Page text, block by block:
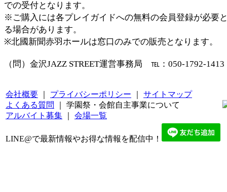
での受付となります。
※ご購入には各プレイガイドへの無料の会員登録が必要
る場合があります。
※北國新聞赤羽ホールは窓口のみでの販売となります。
（問）金沢JAZZ STREET運営事務局 ℡：050-1792-1413
会社概要 プライバシーポリシー
サイトマップ
よくある質問
｜ 学園祭・会館自主事業について
アルバイト募集
会場一覧
LINE@で最新情報やお得な情報を配信中！